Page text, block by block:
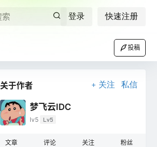
登录 快速注册
投稿
关于作者 关注 私信
梦飞云IDC
lv5 Lv5
文章 评论 关注 粉丝